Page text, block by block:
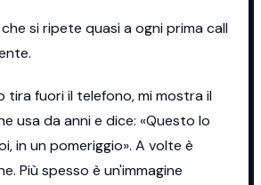
si ripete quasi a ogni prima call
fuori il telefono, mi mostra il
usa da anni e dice: «Questo lo
in un pomeriggio». A volte è
Più spesso è un'immagine